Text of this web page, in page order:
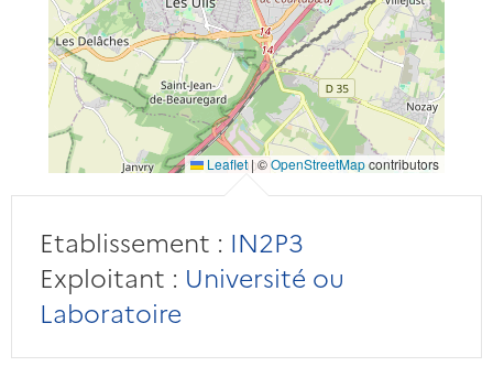
Leaflet |©OpenStreetMapcontributors
Etablissement : IN2P3
Exploitant : Université ou
Laboratoire